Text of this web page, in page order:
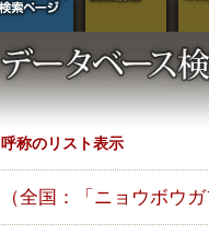
呼称のリスト表示
（全国：「ニョウボウ